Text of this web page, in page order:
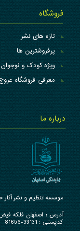
فروشگاه
تازه های نشر
پرفروشترین ها
ویژه کودک و نوجوان
معرفی فروشگاه
درباره ما
موسسه تنظیم و نشر
آدرس : اصفهان فلکه
کدپستی : 33131-81656